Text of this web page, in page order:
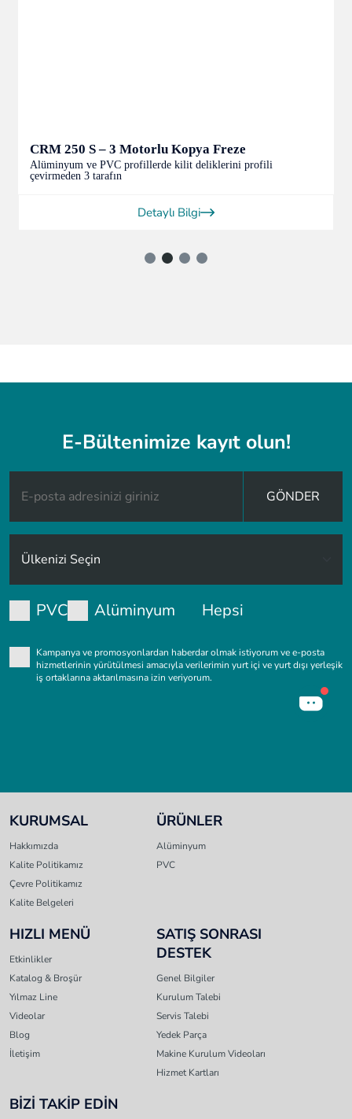
FR 221 S – Pnömatik Kopya Freze Makinesi
3 mm kalınlığa kadar Alüminyum ve PVC kapı ve pencere
profillerindeki, bare
Detaylı Bilgi
E-Bültenimize kayıt olun!
GÖNDER
PVC Alüminyum Hepsi
Kampanya ve promosyonlardan haberdar olmak istiyorum ve e-posta
hizmetlerinin yürütülmesi amacıyla verilerimin yurt içi ve yurt dışı yerleşik
iş ortaklarına aktarılmasına izin veriyorum.
KURUMSAL
Hakkımızda
Kalite Politikamız
Çevre Politikamız
Kalite Belgeleri
ÜRÜNLER
Alüminyum
PVC
HIZLI MENÜ
Etkinlikler
Katalog & Broşür
Yılmaz Line
Videolar
Blog
İletişim
SATIŞ SONRASI
DESTEK
Genel Bilgiler
Kurulum Talebi
Servis Talebi
Yedek Parça
Makine Kurulum Videoları
Hizmet Kartları
BİZİ TAKİP EDİN